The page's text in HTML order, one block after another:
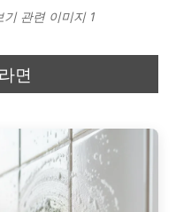
관련 이미지 1
면